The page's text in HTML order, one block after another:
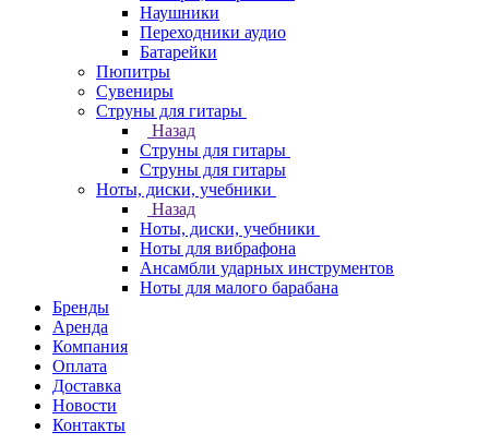
Наушники
Переходники аудио
Батарейки
Пюпитры
Сувениры
Струны для гитары
Назад
Струны для гитары
Струны для гитары
Ноты, диски, учебники
Назад
Ноты, диски, учебники
Ноты для вибрафона
Ансамбли ударных инструментов
Ноты для малого барабана
Бренды
Аренда
Компания
Оплата
Доставка
Новости
Контакты